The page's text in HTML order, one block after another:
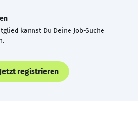
kannst Du Deine Job-Suche
Jetzt registrieren